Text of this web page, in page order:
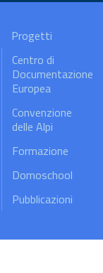
Progetti
Centro di
Documentazione
Europea
Convenzione
delle Alpi
Formazione
Domoschool
Pubblicazioni